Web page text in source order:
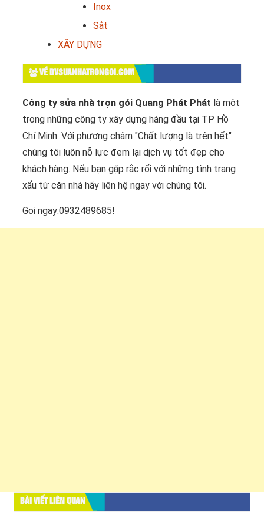
Inox
Sắt
XÂY DỰNG
VỀ DVSUANHATRONGOI.COM
Công ty sửa nhà trọn gói Quang Phát Phát là một
trong những công ty xây dựng hàng đầu tại TP Hồ
Chí Minh. Với phương châm "Chất lượng là trên hết"
chúng tôi luôn nỗ lực đem lại dịch vụ tốt đẹp cho
khách hàng. Nếu bạn gặp rắc rối với những tình trạng
xấu từ căn nhà hãy liên hệ ngay với chúng tôi.
Gọi ngay:0932489685!
BÀI VIẾT LIÊN QUAN